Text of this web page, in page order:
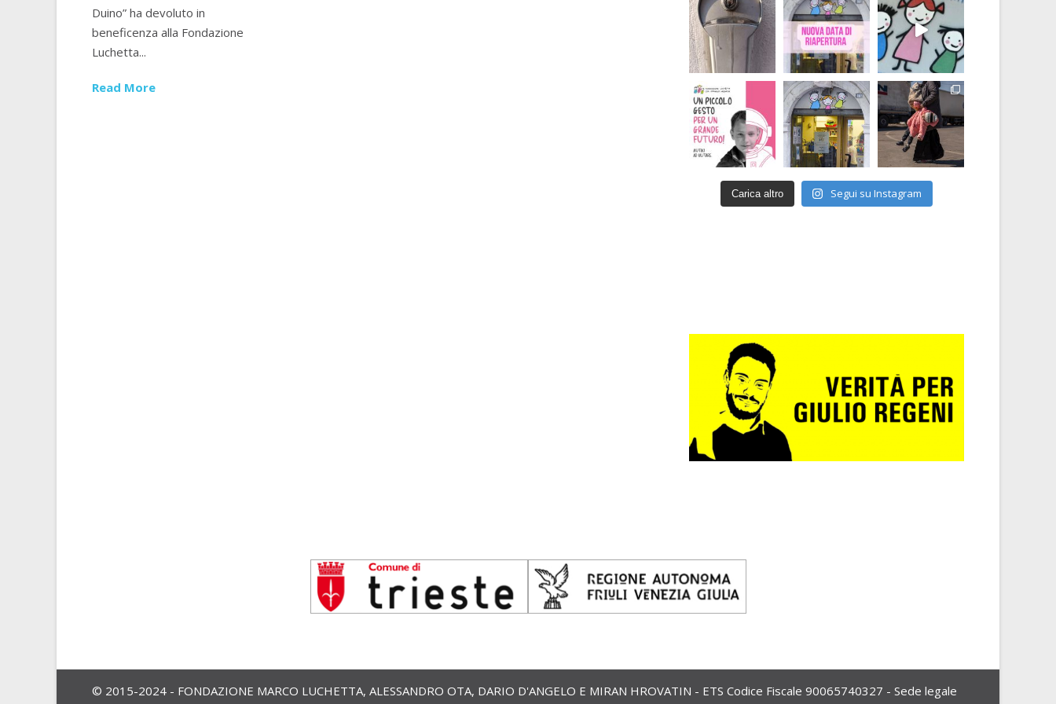
Duino” ha devoluto in
beneficenza alla Fondazione
Luchetta...
Read More
Carica altro Segui su Instagram
© 2015-2024 - FONDAZIONE MARCO LUCHETTA, ALESSANDRO OTA, DARIO D'ANGELO E MIRAN HROVATIN - ETS Codice Fiscale 90065740327 - Sede legale